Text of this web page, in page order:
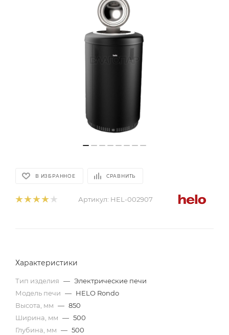
В ИЗБРАННОЕ СРАВНИТЬ
Артикул: HEL-002907
Характеристики
Тип изделия — Электрические печи
Модель печи — HELO Rondo
Высота, мм — 850
Ширина, мм — 500
Глубина, мм — 500